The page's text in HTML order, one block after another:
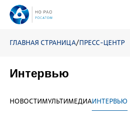
ГЛАВНАЯ СТРАНИЦА/ПРЕСС-ЦЕНТР
Интервью
НОВОСТИМУЛЬТИМЕДИАИНТЕРВЬЮ